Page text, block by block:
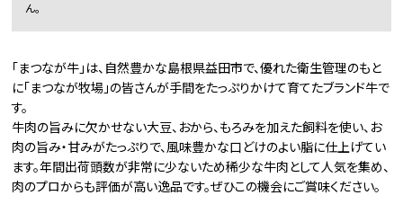
ん。
「まつなが牛」は、自然豊かな島根県益田市で、優れた衛生管理のもと
に「まつなが牧場」の皆さんが手間をたっぷりかけて育てたブランド牛で
す。
牛肉の旨みに欠かせない大豆、おから、もろみを加えた飼料を使い、お
肉の旨み・甘みがたっぷりで、風味豊かな口どけのよい脂に仕上げてい
ます。年間出荷頭数が非常に少ないため稀少な牛肉として人気を集め、
肉のプロからも評価が高い逸品です。ぜひこの機会にご賞味ください。